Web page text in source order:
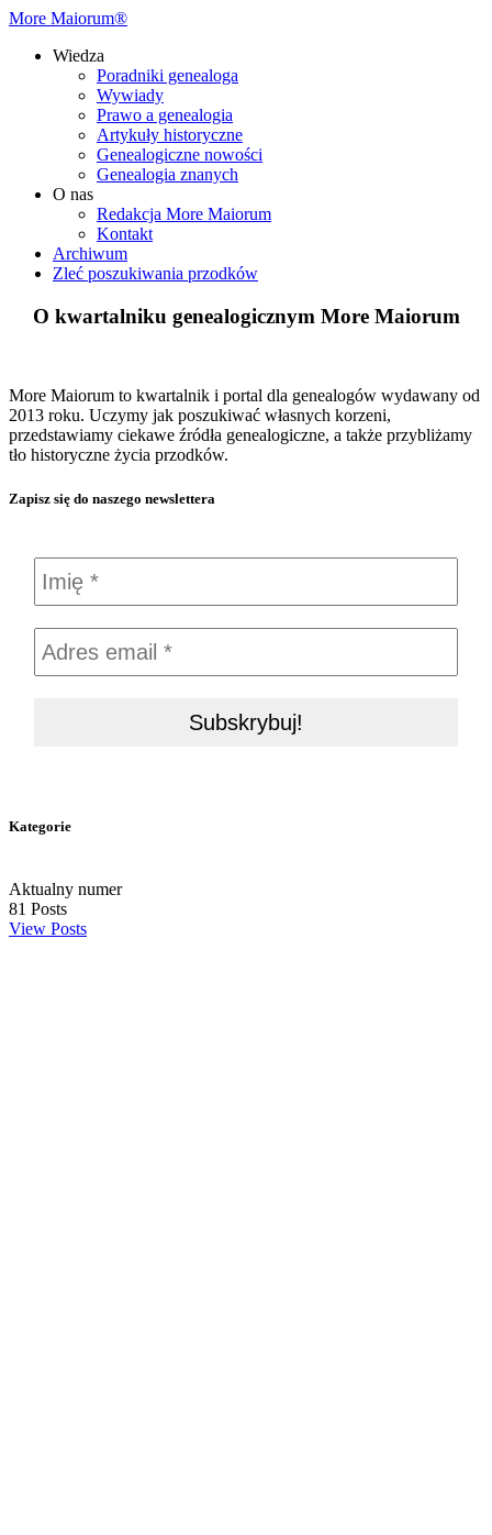
More Maiorum®
Wiedza
Poradniki genealoga
Wywiady
Prawo a genealogia
Artykuły historyczne
Genealogiczne nowości
Genealogia znanych
O nas
Redakcja More Maiorum
Kontakt
Archiwum
Zleć poszukiwania przodków
O kwartalniku genealogicznym More Maiorum
More Maiorum to kwartalnik i portal dla genealogów wydawany od
2013 roku. Uczymy jak poszukiwać własnych korzeni,
przedstawiamy ciekawe źródła genealogiczne, a także przybliżamy
tło historyczne życia przodków.
Zapisz się do naszego newslettera
Kategorie
Aktualny numer
81 Posts
View Posts